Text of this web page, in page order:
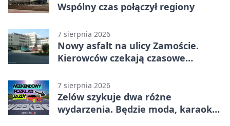
Wspólny czas połączył regiony
7 sierpnia 2026
Nowy asfalt na ulicy Zamoście.
Kierowców czekają czasowe
7 sierpnia 2026
Zelów szykuje dwa różne
wydarzenia. Będzie moda, karaoke